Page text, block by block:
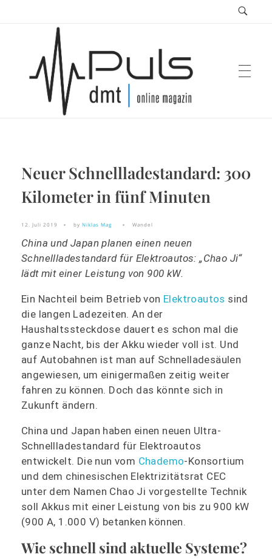
Puls Magazin
Zukunft der Mobilität
Neuer Schnellladestandard: 300
Kilometer in fünf Minuten
12. Juli 2019 by Niklas Mag Wandel
China und Japan planen einen neuen
Schnellladestandard für Elektroautos: „Chao Ji“
lädt mit einer Leistung von 900 kW.
Ein Nachteil beim Betrieb von Elektroautos sind
die langen Ladezeiten. An der
Haushaltssteckdose dauert es schon mal die
ganze Nacht, bis der Akku wieder voll ist. Und
auf Autobahnen ist man auf Schnelladesäulen
angewiesen, um einigermaßen zeitig weiter
fahren zu können. Doch das könnte sich in
Zukunft ändern.
China und Japan haben einen neuen Ultra-
Schnellladestandard für Elektroautos
entwickelt. Die nun vom Chademo-Konsortium
und dem chinesischen Elektrizitätsrat CEC
unter dem Namen Chao Ji vorgestellte Technik
soll Akkus mit einer Leistung von bis zu 900 kW
(900 A, 1.000 V) betanken können.
Wie schnell sind aktuelle Systeme?